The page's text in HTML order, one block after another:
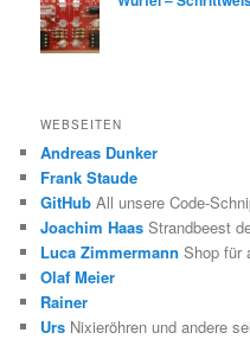
WEBSEITEN
Andreas Dunker
Frank Staude
GitHub All unsere Code-
Joachim Haas Strandbeest
Luca Zimmermann Shop für
Olaf Meier
Rainer
Urs Nixieröhren und andere